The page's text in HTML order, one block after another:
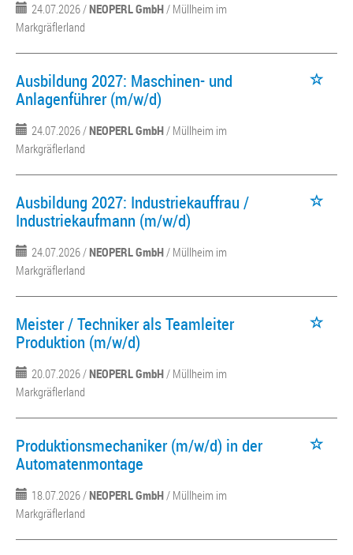
24.07.2026 /NEOPERL GmbH/ Müllheim im
Markgräflerland
Ausbildung 2027: Maschinen- und
Anlagenführer (m/w/d)
24.07.2026 /NEOPERL GmbH/ Müllheim im
Markgräflerland
Ausbildung 2027: Industriekauffrau /
Industriekaufmann (m/w/d)
24.07.2026 /NEOPERL GmbH/ Müllheim im
Markgräflerland
Meister / Techniker als Teamleiter
Produktion (m/w/d)
20.07.2026 /NEOPERL GmbH/ Müllheim im
Markgräflerland
Produktionsmechaniker (m/w/d) in der
Automatenmontage
18.07.2026 /NEOPERL GmbH/ Müllheim im
Markgräflerland